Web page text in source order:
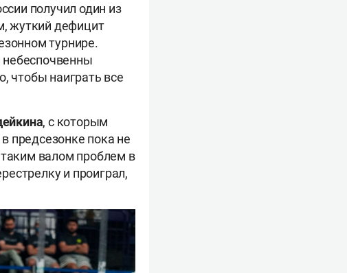
получил один из
жуткий дефицит
турнире.
чтобы наиграть все
, с которым
предсезонке пока не
валом проблем в
и проиграл,